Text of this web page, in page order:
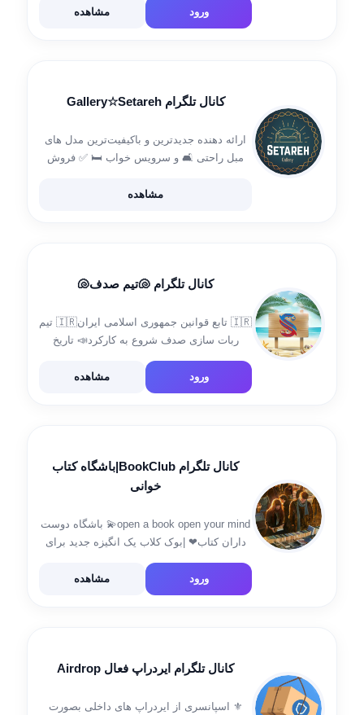
دریافت کنید)) اینستاگرام :
ورود مشاهده
کانال تلگرام Gallery☆Setareh
ارائه دهنده جدیدترین و باکیفیت‌ترین مدل های
مبل راحتی 🛋 و سرویس خواب 🛏 ✅ فروش
مشاهده
کانال تلگرام 🐚تیم صدف🐚
🇮🇷 تابع قوانین جمهوری اسلامی ایران🇮🇷 تیم
ربات سازی صدف شروع به کارکرد📣 تاریخ
زبانهایphpوpython💢 سایت http://sadafey.tk
آپارات https://www.aparat.com/sadafey1397
ورود مشاهده
کانال تلگرام BookClub|باشگاه کتاب
خوانی
open a book open your mind💫 باشگاه دوست
داران کتاب❤ |بوک کلاب یک انگیزه جدید برای
@tabann_kh 📚اینستاگرام بوک کلاب :
https://Instagram.com//bookclub.taban
ورود مشاهده
کانال تلگرام ایردراپ فعال Airdrop
⚜️ اسپانسری از ایردراپ های داخلی بصورت